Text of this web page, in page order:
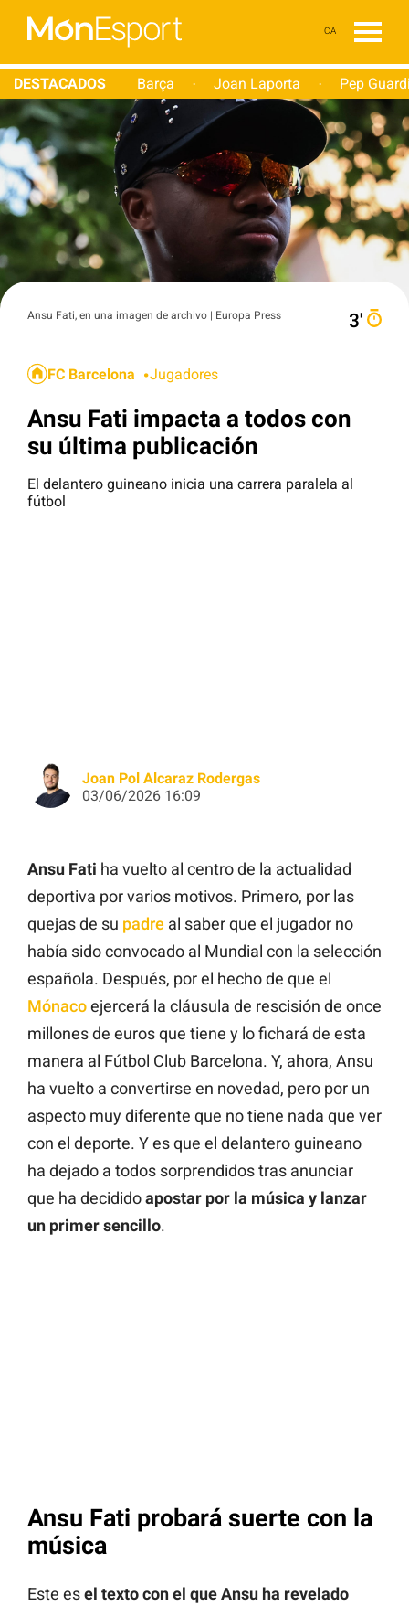
CA
DESTACADOS Barça · Joan Laporta · Pep
Ansu Fati, en una imagen de archivo | Europa Press 3′
FC Barcelona Jugadores
Ansu Fati impacta a todos con
su última publicación
El delantero guineano inicia una carrera paralela al
fútbol
Joan Pol Alcaraz Rodergas
03/06/2026 16:09
Ansu Fati ha vuelto al centro de la actualidad
deportiva por varios motivos. Primero, por las
quejas de su padre al saber que el jugador no
había sido convocado al Mundial con la selección
española. Después, por el hecho de que el
Mónacoejercerá la cláusula de rescisión de once
millones de euros que tiene y lo fichará de esta
manera al Fútbol Club Barcelona. Y, ahora, Ansu
ha vuelto a convertirse en novedad, pero por un
aspecto muy diferente que no tiene nada que ver
con el deporte. Y es que el delantero guineano
ha dejado a todos sorprendidos tras anunciar
que ha decididoapostar por la música y lanzar
un primer sencillo.
Ansu Fati probará suerte con la
música
Este esel texto con el que Ansu ha revelado